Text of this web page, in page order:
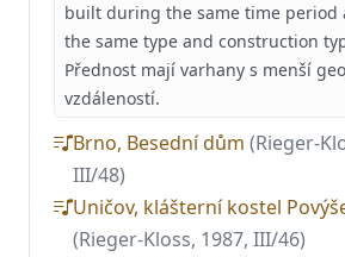
built during the same time period
the same type and construction
Přednost mají varhany s menší
vzdáleností.
Brno, Besední dům (Rieger-
III/48)
Uničov, klášterní kostel
(Rieger-Kloss, 1987, III/46)